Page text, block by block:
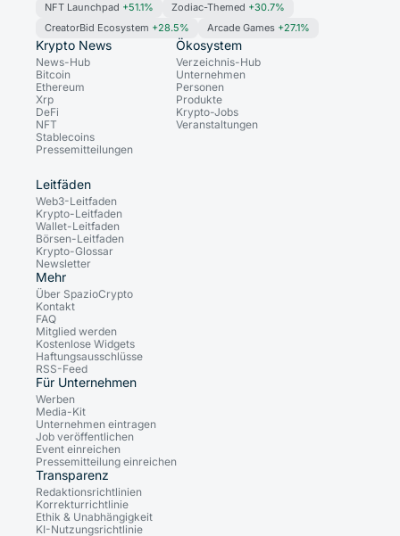
NFT Launchpad +51.1% Zodiac-Themed +30.7%
CreatorBid Ecosystem +28.5% Arcade Games +27.1%
Krypto News
News-Hub
Bitcoin
Ethereum
Xrp
DeFi
NFT
Stablecoins
Pressemitteilungen
Ökosystem
Verzeichnis-Hub
Unternehmen
Personen
Produkte
Krypto-Jobs
Veranstaltungen
Leitfäden
Web3-Leitfaden
Krypto-Leitfaden
Wallet-Leitfaden
Börsen-Leitfaden
Krypto-Glossar
Newsletter
Mehr
Über SpazioCrypto
Kontakt
FAQ
Mitglied werden
Kostenlose Widgets
Haftungsausschlüsse
RSS-Feed
Für Unternehmen
Werben
Media-Kit
Unternehmen eintragen
Job veröffentlichen
Event einreichen
Pressemitteilung einreichen
Transparenz
Redaktionsrichtlinien
Korrekturrichtlinie
Ethik & Unabhängigkeit
KI-Nutzungsrichtlinie